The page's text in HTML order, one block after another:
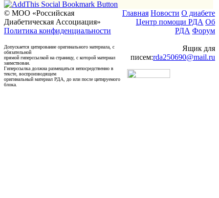
© МОО «Российская
Диабетическая Ассоциация»
Политика конфиденциальности
Допускается цитирование оригинального материала, с
обязательной
прямой гиперссылкой на страницу, с которой материал
заимствован.
Гиперссылка должна размещаться непосредственно в
тексте, воспроизводящем
оригинальный материал РДА, до или после цитируемого
блока.
Главная Новости О диабете
Центр помощи РДА Об
РДА Форум
Ящик для
писем:rda250690@mail.ru